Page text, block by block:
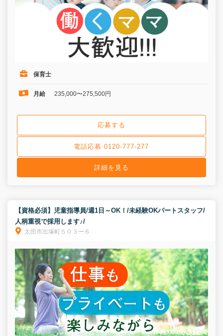
保育士
月給 235,000〜275,500円
応募する
電話応募 0120-777-277
詳細を見る
【資格必須】児童指導員/週1日～OK！/未経験OKパートスタッフ/
人柄重視で採用します♪/
太田市出塚町５０３ー６